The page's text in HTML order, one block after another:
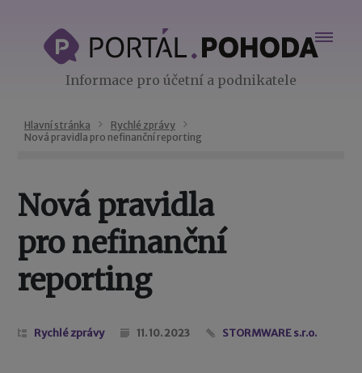
Informace pro účetní a podnikatele
Hlavní stránka
Rychlé zprávy
Nová pravidla pro nefinanční reporting
Nová pravidla
pro nefinanční
reporting
Rychlé zprávy 11. 10. 2023 STORMWARE s.r.o.